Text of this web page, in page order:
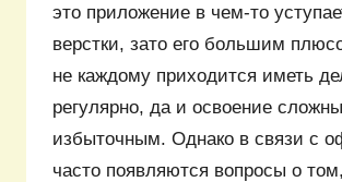
это приложение в чем-то
верстки, зато его большим
не каждому приходится иметь
регулярно, да и освоение
избыточным. Однако в связи с
часто появляются вопросы о